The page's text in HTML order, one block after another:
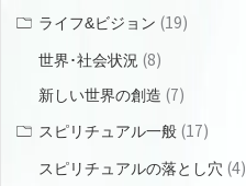
ライフ&ビジョン (19)
世界･社会状況 (8)
新しい世界の創造 (7)
スピリチュアル一般 (17)
スピリチュアルの落とし穴 (4)